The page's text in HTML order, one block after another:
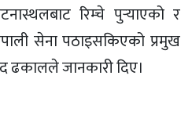
रिम्चे पुर्‍याएको र
सेना पठाइसकिएको प्रमुख
ढकालले जानकारी दिए।